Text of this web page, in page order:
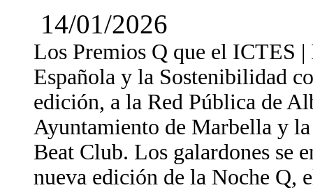
14/01/2026
Los Premios Q que el ICTES
Española y la Sostenibilidad
edición, a la Red Pública de
Ayuntamiento de Marbella y
Beat Club. Los galardones se
nueva edición de la Noche Q,